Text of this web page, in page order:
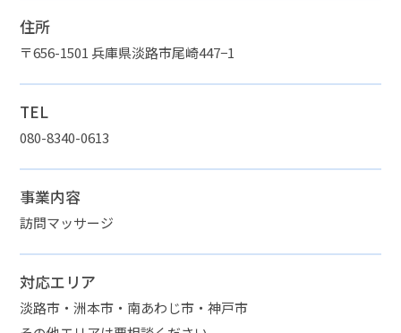
住所
〒656-1501 兵庫県淡路市尾崎447−1
TEL
080-8340-0613
事業内容
訪問マッサージ
対応エリア
淡路市・洲本市・南あわじ市・神戸市